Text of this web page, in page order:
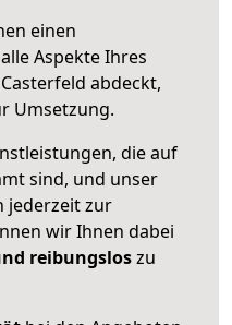
einen
Aspekte Ihres
abdeckt,
Umsetzung.
die auf
sind, und unser
jederzeit zur
wir Ihnen dabei
reibungsloszu